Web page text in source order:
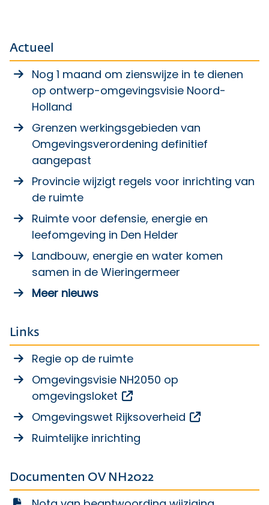
Actueel
Nog 1 maand om zienswijze in te dienen
op ontwerp-omgevingsvisie Noord-
Holland
Grenzen werkingsgebieden van
Omgevingsverordening definitief
aangepast
Provincie wijzigt regels voor inrichting van
de ruimte
Ruimte voor defensie, energie en
leefomgeving in Den Helder
Landbouw, energie en water komen
samen in de Wieringermeer
Meer nieuws
Links
Regie op de ruimte
Omgevingsvisie NH2050 op
omgevingsloket
Omgevingswet Rijksoverheid
Ruimtelijke inrichting
Documenten OV NH2022